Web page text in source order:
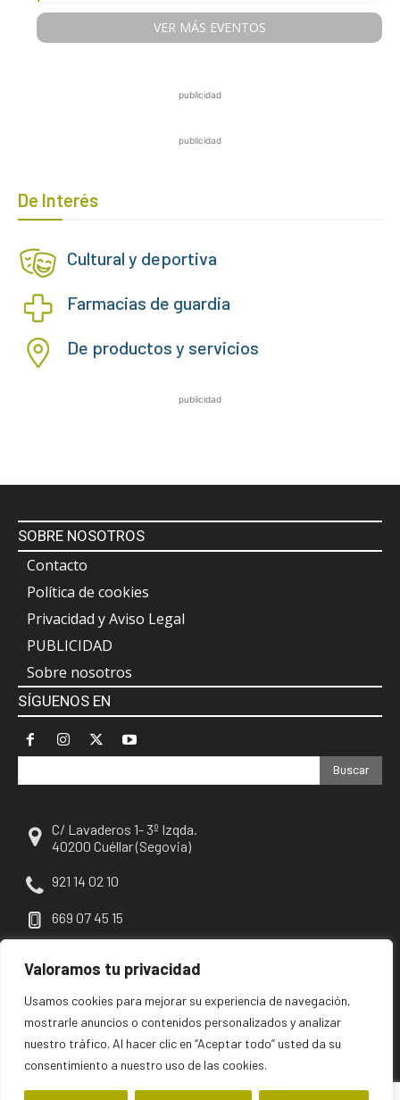
Valoramos tu privacidad
Usamos cookies para mejorar su experiencia de navegación,
mostrarle anuncios o contenidos personalizados y analizar
nuestro tráfico. Al hacer clic en “Aceptar todo” usted da su
consentimiento a nuestro uso de las cookies.
VER MÁS EVENTOS
publicidad
publicidad
De Interés
Cultural y deportiva
Farmacias de guardia
De productos y servicios
publicidad
SOBRE NOSOTROS
Contacto
Política de cookies
Privacidad y Aviso Legal
PUBLICIDAD
Sobre nosotros
SÍGUENOS EN
Buscar
C/ Lavaderos 1- 3º Izqda.
40200 Cuéllar (Segovia)
921 14 02 10
669 07 45 15